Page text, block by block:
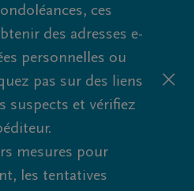
ces
des adresses e-
personnelles ou
pas sur des liens
suspects et vérifiez
mesures pour
les tentatives